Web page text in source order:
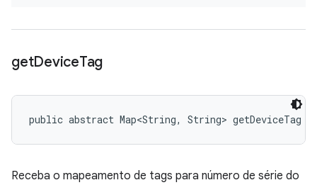
getDeviceTag
public abstract Map<String, String> getDeviceTag
Receba o mapeamento de tags para número de série do